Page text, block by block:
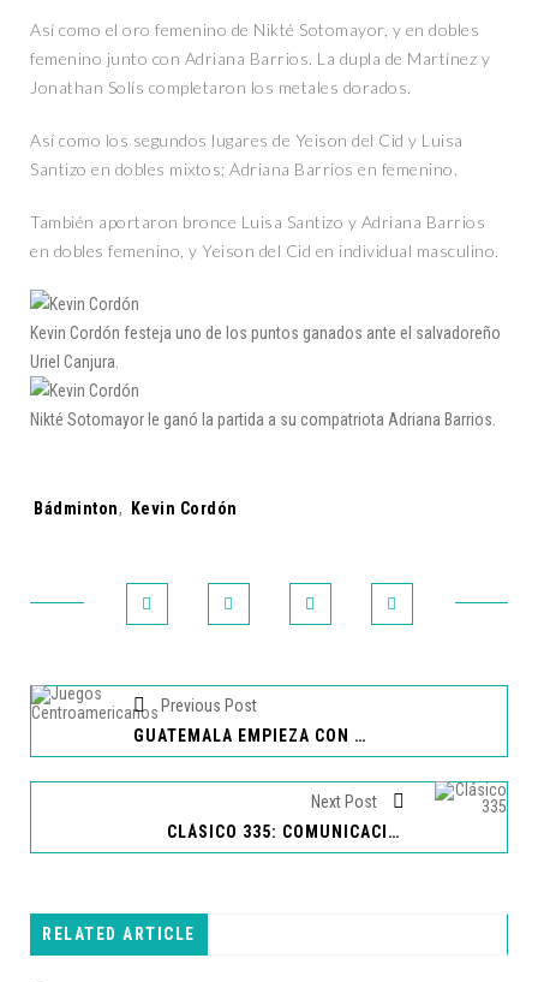
Así como el oro femenino de Nikté Sotomayor, y en dobles
femenino junto con Adriana Barrios. La dupla de Martínez y
Jonathan Solís completaron los metales dorados.
Así como los segundos lugares de Yeison del Cid y Luisa
Santizo en dobles mixtos; Adriana Barrios en femenino.
También aportaron bronce Luisa Santizo y Adriana Barrios
en dobles femenino, y Yeison del Cid en individual masculino.
Kevin Cordón festeja uno de los puntos ganados ante el salvadoreño
Uriel Canjura.
Nikté Sotomayor le ganó la partida a su compatriota Adriana Barrios.
Tags:
Bádminton, Kevin Cordón
Previous Post
GUATEMALA EMPIEZA CON PIE DERECHO LOS JUEGOS CENTROAMERICANOS 2025
Next Post
CLÁSICO 335: COMUNICACIONES Y MUNICIPAL SE OLVIDAN DEL GOL
RELATED ARTICLE